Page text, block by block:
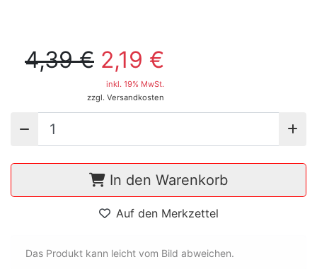
4,39 € 2,19 €
inkl. 19% MwSt.
zzgl. Versandkosten
In den Warenkorb
Auf den Merkzettel
Das Produkt kann leicht vom Bild abweichen.